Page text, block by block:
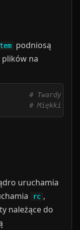
podniosą
na
# Twardy
# Miękki
uruchamia
rc ,
należące do